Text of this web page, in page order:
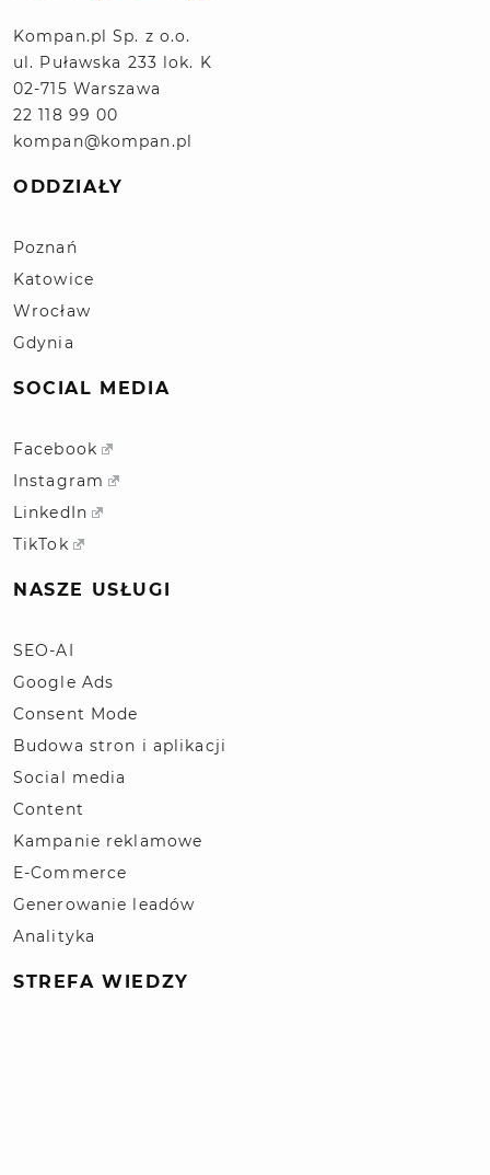
Kompan.pl Sp. z o.o.
ul. Puławska 233 lok. K
02-715 Warszawa
22 118 99 00
kompan@kompan.pl
ODDZIAŁY
Poznań
Katowice
Wrocław
Gdynia
SOCIAL MEDIA
Facebook
Instagram
LinkedIn
TikTok
NASZE USŁUGI
SEO-AI
Google Ads
Consent Mode
Budowa stron i aplikacji
Social media
Content
Kampanie reklamowe
E-Commerce
Generowanie leadów
Analityka
STREFA WIEDZY